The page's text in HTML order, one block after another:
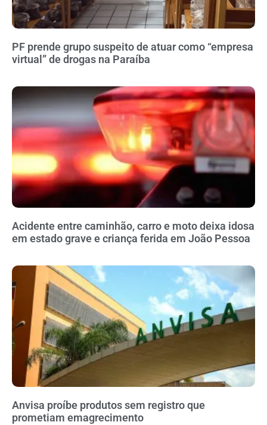
PF prende grupo suspeito de atuar como “empresa
virtual” de drogas na Paraíba
Acidente entre caminhão, carro e moto deixa idosa
em estado grave e criança ferida em João Pessoa
Anvisa proíbe produtos sem registro que
prometiam emagrecimento